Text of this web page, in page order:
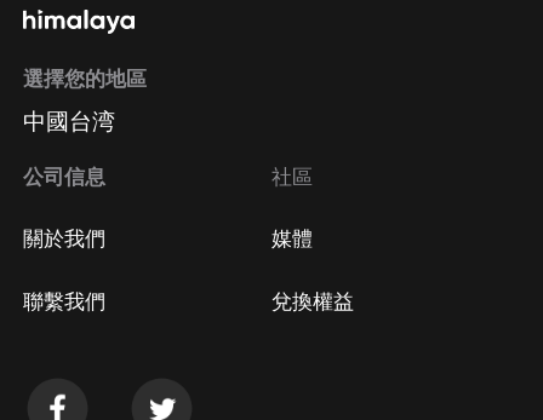
選擇您的地區
中國台湾
公司信息
關於我們
聯繫我們
社區
媒體
兌換權益